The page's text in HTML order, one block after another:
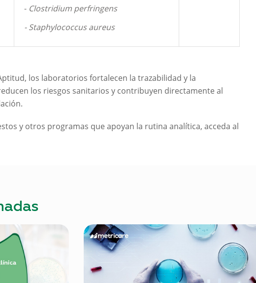
- Clostridium perfringens
- Staphylococcus aureus
los laboratorios fortalecen la trazabilidad y la
los riesgos sanitarios y contribuyen directamente al
y otros programas que apoyan la rutina analítica, acceda al